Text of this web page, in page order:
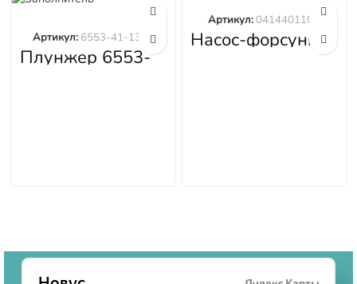
Плунжер 6553-
41-1300
Артикул: 6553-41-1300 Насос-форсунка
0414401105
Артикул:0414401105